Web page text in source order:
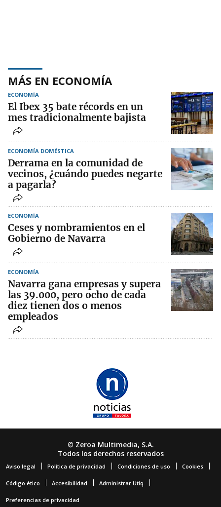
MÁS EN ECONOMÍA
ECONOMÍA
El Ibex 35 bate récords en un
mes tradicionalmente bajista
ECONOMÍA DOMÉSTICA
Derrama en la comunidad de
vecinos, ¿cuándo puedes negarte
a pagarla?
ECONOMÍA
Ceses y nombramientos en el
Gobierno de Navarra
ECONOMÍA
Navarra gana empresas y supera
las 39.000, pero ocho de cada
diez tienen dos o menos
empleados
© Zeroa Multimedia, S.A.
Todos los derechos reservados
Aviso legal Política de privacidad Condiciones de uso Cookies
Código ético Accesibilidad Administrar Utiq
Preferencias de privacidad